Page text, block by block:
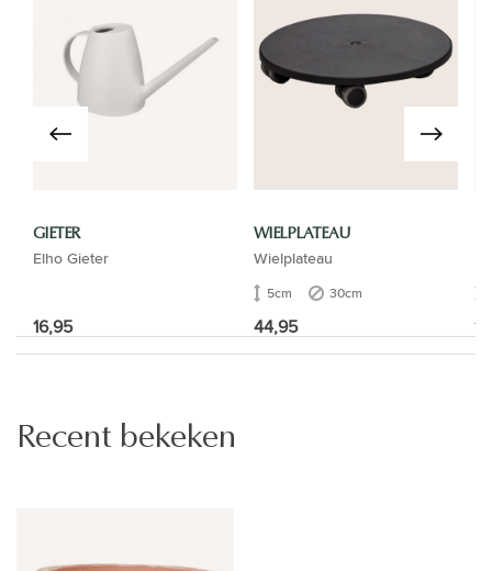
GIETER
Elho Gieter
16,95
WIELPLATEAU
Wielplateau
5cm 30cm
44,95
Recent bekeken